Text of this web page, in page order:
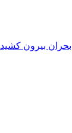
بحران بیرون کشید